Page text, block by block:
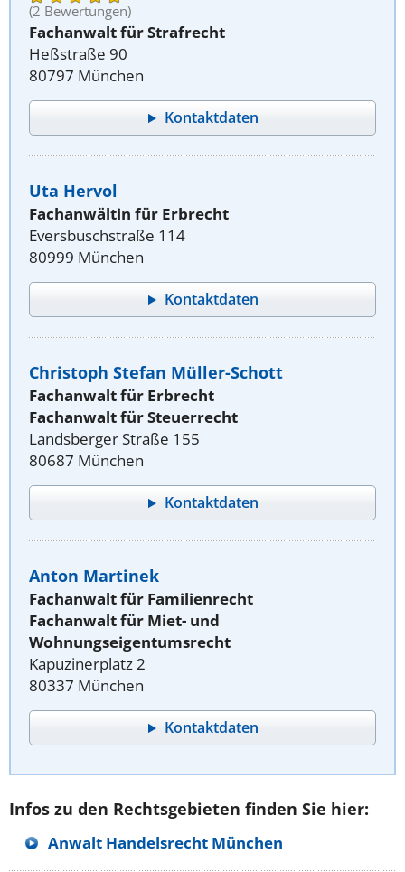
(2 Bewertungen)
Fachanwalt für Strafrecht
Heßstraße 90
80797 München
Kontaktdaten
Uta Hervol
Fachanwältin für Erbrecht
Eversbuschstraße 114
80999 München
Kontaktdaten
Christoph Stefan Müller-Schott
Fachanwalt für Erbrecht
Fachanwalt für Steuerrecht
Landsberger Straße 155
80687 München
Kontaktdaten
Anton Martinek
Fachanwalt für Familienrecht
Fachanwalt für Miet- und
Wohnungseigentumsrecht
Kapuzinerplatz 2
80337 München
Kontaktdaten
Infos zu den Rechtsgebieten finden Sie hier:
Anwalt Handelsrecht München